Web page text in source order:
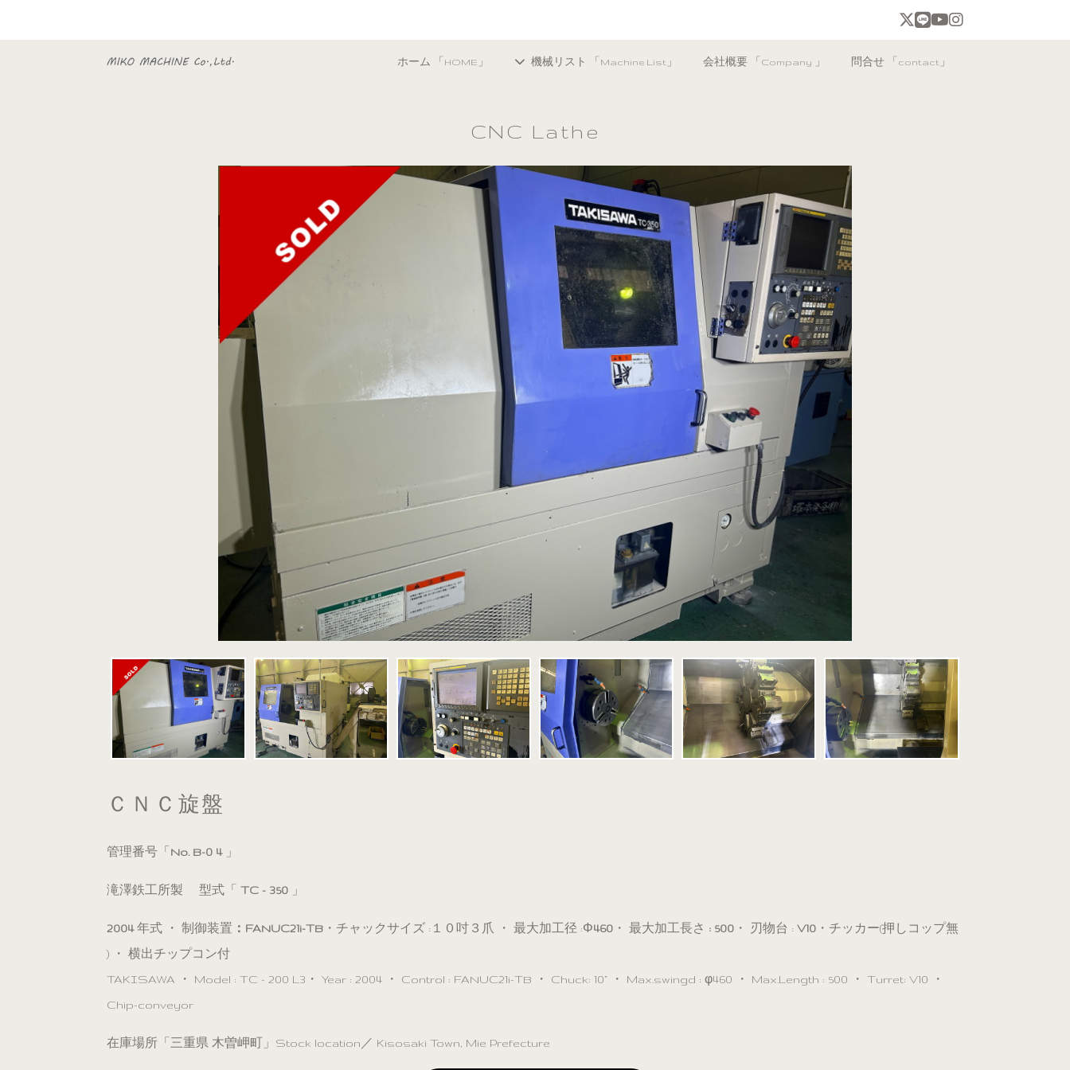
ホーム 「HOME」 機械リスト 「Machine List」 会社概要 「Company 」 問合せ 「contact」
CNC Lathe
ＣＮＣ旋盤
管理番号「 No. B-0 4 」
滝澤鉄工所製 型式「TC - 350 」
2004年式 ・ 制御装置 ：FANUC21i-TB ・チャックサイズ :１０吋３爪 ・ 最大加工径 :Φ460 ・ 最大加工長さ : 500 ・ 刃物台 :V10 ・チッカー(押しコップ無
) ・ 横出チップコン付
TAKISAWA ・ Model : TC - 200 L3・ Year : 2004 ・ Control : FANUC21i-TB ・ Chuck: 10” ・ Max.swingd : φ460 ・ Max.Length : 500 ・ Turret: V10 ・
Chip-conveyor
在庫場所「三重県 木曽岬町」Stock location／ Kisosaki Town, Mie Prefecture